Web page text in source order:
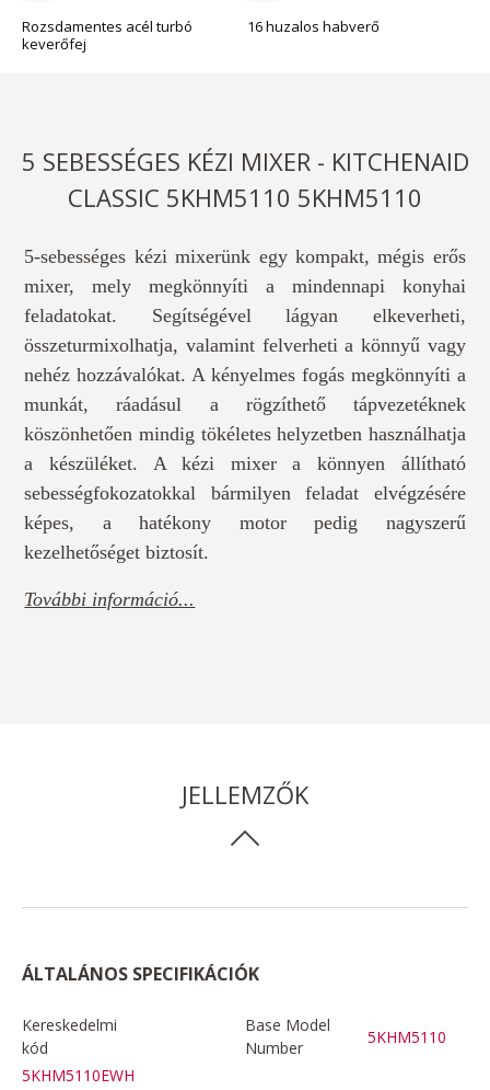
Rozsdamentes acél turbó
keverőfej
16 huzalos habverő
5 SEBESSÉGES KÉZI MIXER - KITCHENAID
CLASSIC 5KHM5110 5KHM5110
5-sebességes kézi mixerünk egy kompakt, mégis erős
mixer, mely megkönnyíti a mindennapi konyhai
feladatokat. Segítségével lágyan elkeverheti,
összeturmixolhatja, valamint felverheti a könnyű vagy
nehéz hozzávalókat. A kényelmes fogás megkönnyíti a
munkát, ráadásul a rögzíthető tápvezetéknek
köszönhetően mindig tökéletes helyzetben használhatja
a készüléket. A kézi mixer a könnyen állítható
sebességfokozatokkal bármilyen feladat elvégzésére
képes, a hatékony motor pedig nagyszerű
kezelhetőséget biztosít.
További információ...
JELLEMZŐK
ÁLTALÁNOS SPECIFIKÁCIÓK
Kereskedelmi
kód
5KHM5110EWH
Base Model
Number
5KHM5110